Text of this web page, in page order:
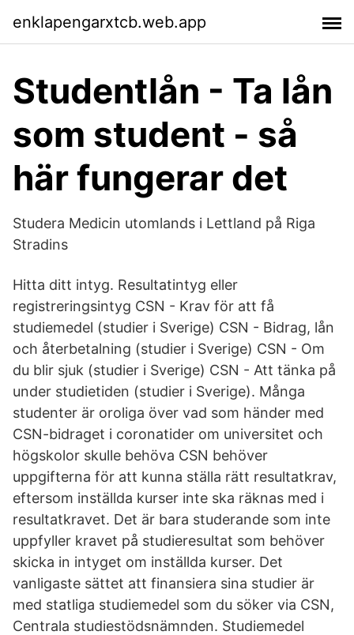
enklapengarxtcb.web.app
Studentlån - Ta lån
som student - så
här fungerar det
Studera Medicin utomlands i Lettland på Riga
Stradins
Hitta ditt intyg. Resultatintyg eller
registreringsintyg CSN - Krav för att få
studiemedel (studier i Sverige) CSN - Bidrag, lån
och återbetalning (studier i Sverige) CSN - Om
du blir sjuk (studier i Sverige) CSN - Att tänka på
under studietiden (studier i Sverige). Många
studenter är oroliga över vad som händer med
CSN-bidraget i coronatider om universitet och
högskolor skulle behöva CSN behöver
uppgifterna för att kunna ställa rätt resultatkrav,
eftersom inställda kurser inte ska räknas med i
resultatkravet. Det är bara studerande som inte
uppfyller kravet på studieresultat som behöver
skicka in intyget om inställda kurser. Det
vanligaste sättet att finansiera sina studier är
med statliga studiemedel som du söker via CSN,
Centrala studiestödsnämnden. Studiemedel